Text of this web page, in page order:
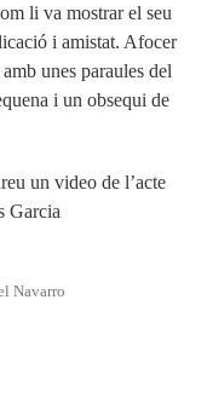
li va mostrar el seu
i amistat. Afocer
unes paraules del
i un obsequi de
un video de l’acte
Garcia
Navarro